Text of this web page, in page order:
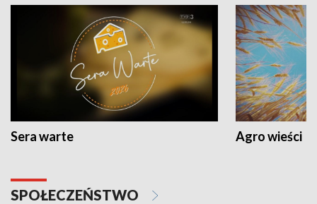
Sera warte Agro wieści
SPOŁECZEŃSTWO